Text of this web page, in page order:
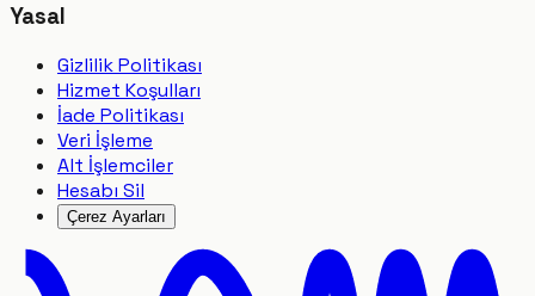
Yasal
Gizlilik Politikası
Hizmet Koşulları
İade Politikası
Veri İşleme
Alt İşlemciler
Hesabı Sil
Çerez Ayarları